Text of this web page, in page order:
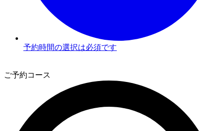
予約時間の選択は必須です
ご予約コース